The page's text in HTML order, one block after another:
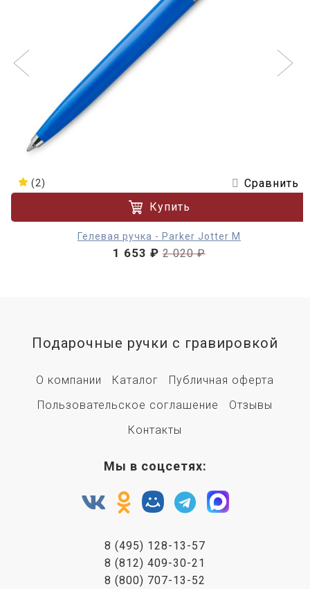
(2)
Сравнить
Купить
Гелевая ручка - Parker Jotter М
1 653 ₽ 2 020 ₽
Подарочные ручки с гравировкой
О компании Каталог
Публичная оферта
Пользовательское соглашение
Отзывы
Контакты
Мы в соцсетях:
8 (495) 128-13-57
8 (812) 409-30-21
8 (800) 707-13-52